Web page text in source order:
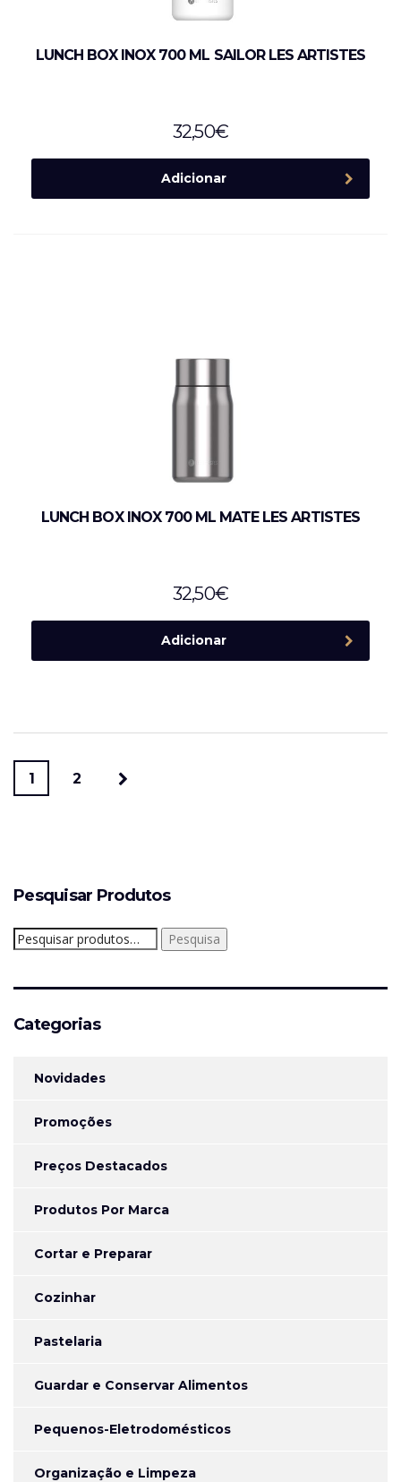
LUNCH BOX INOX 700 ML SAILOR LES ARTISTES
32,50€
Adicionar
LUNCH BOX INOX 700 ML MATE LES ARTISTES
32,50€
Adicionar
1 2
Pesquisar Produtos
Pesquisar
por:
Pesquisa
Categorias
Novidades
Promoções
Preços Destacados
Produtos Por Marca
Cortar e Preparar
Cozinhar
Pastelaria
Guardar e Conservar Alimentos
Pequenos-Eletrodomésticos
Organização e Limpeza